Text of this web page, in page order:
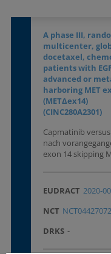
A phase III,
multicenter,
docetaxel,
patients with
advanced or
harboring MET
(METΔex14)
(CINC280A2301)
Capmatinib
nach
exon 14 skipping
EUDRACT 2020-
NCT NCT04427072
DRKS -